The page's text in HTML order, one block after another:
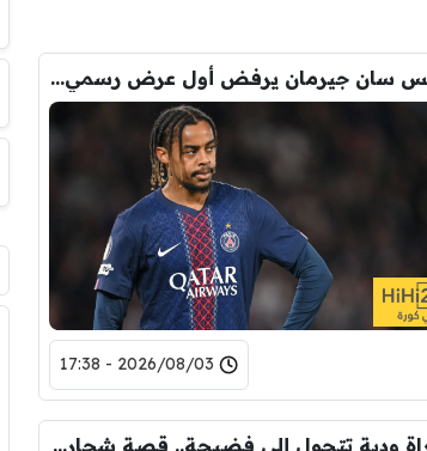
باريس سان جيرمان يرفض أول عرض رسمي من ليفربول لباركولا
2026/08/03 - 17:38
مباراة ودية تتحول إلى فضيحة.. قصة شجار لاعبي ليفربول!